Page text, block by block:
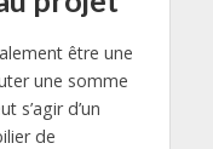
être une
une somme
s’agir d’un
de